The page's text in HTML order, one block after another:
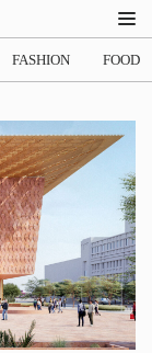
FASHION FOOD